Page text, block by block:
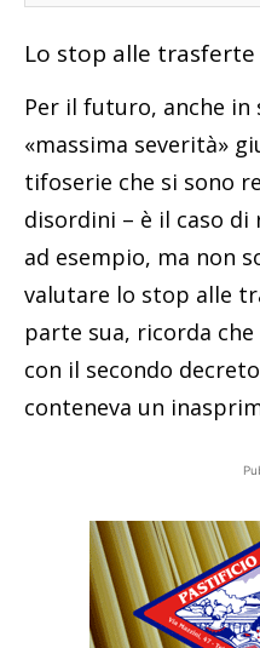
Lo stop alle trasferte
Per il futuro, anche in
«massima severità»
tifoserie che si sono
disordini – è il caso
ad esempio, ma non
valutare lo stop alle
parte sua, ricorda
con il secondo
conteneva un